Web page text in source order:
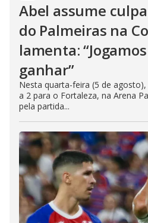
Abel assume
do Palmeiras na
lamenta:
ganhar”
Nesta quarta-feira (5 de
a 2 para o Fortaleza, na Arena
pela partida...